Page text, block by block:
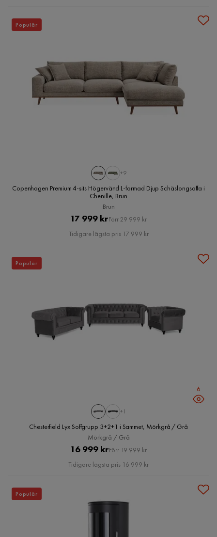
+9
Copenhagen Premium 4-sits Högervänd L-formad Djup Schäslongsoffa i
Chenille, Brun
Brun
Pris
17 999 krOriginal
Pris
Förr 29 999 kr
Tidigare lägsta pris 17 999 kr
Populär
6
+1
Chesterfield Lyx Soffgrupp 3+2+1 i Sammet, Mörkgrå / Grå
Mörkgrå / Grå
Pris
16 999 krOriginal
Pris
Förr 19 999 kr
Tidigare lägsta pris 16 999 kr
Populär
Populär